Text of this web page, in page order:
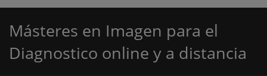
Másteres en Imagen para el
Diagnostico online y a distancia